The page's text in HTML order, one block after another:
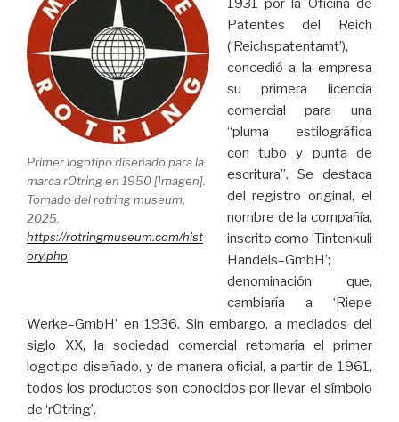
Primer logotipo diseñado para la
marca rOtring en 1950 [Imagen].
Tomado del rotring museum,
2025,
https://rotringmuseum.com/hist
ory.php
Patentes del Reich
(‘Reichspatentamt’),
concedió a la empresa
su primera licencia
comercial para una
“pluma estilográfica
con tubo y punta de
escritura”. Se destaca
del registro original, el
nombre de la compañía,
inscrito como ‘Tintenkuli
Handels–GmbH’;
denominación que,
cambiaría a ‘Riepe
Werke–GmbH’ en 1936. Sin embargo, a mediados del
siglo XX, la sociedad comercial retomaría el primer
logotipo diseñado, y de manera oficial, a partir de 1961,
todos los productos son conocidos por llevar el símbolo
de ‘rOtring’.